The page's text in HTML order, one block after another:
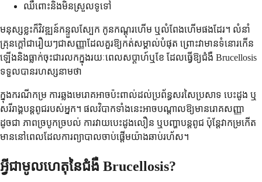
ឈឺពោះនិងមិនស្រួលទូទៅ
មនុស្សខ្លះក៏វិវឌ្ឍន៍កន្ទួលស្បែក កូនកណ្តុរហើម ឬលំពែងហើមផងដែរ។ លំនាំ
គ្រុនក្តៅជារឿយៗជាសញ្ញាដែលគួរឱ្យកត់សម្គាល់បំផុត ព្រោះវាមានទំនោរកើន
ឡើងនិងធ្លាក់ចុះជារលកក្នុងរយៈពេលសប្តាហ៍ឬខែ ដែលធ្វើឱ្យជំងឺ Brucellosis
ទទួលបានរហស្សនាមថា
ក្នុងករណីកម្រ ការឆ្លងមេរោគអាចប៉ះពាល់ដល់ប្រព័ន្ធសរសៃប្រសាទ បេះដូង ឬ
សរីរាង្គបន្តពូជរបស់អ្នក។ ផលវិបាកទាំងនេះអាចបណ្តាលឱ្យមានរោគសញ្ញា
ដូចជា ភាពច្របូកច្របល់ ការវាយបេះដូងលឿន ឬបញ្ហាបន្តពូជ ប៉ុន្តែវាកម្រកើត
មាននៅពេលដែលការព្យាបាលចាប់ផ្តើមយ៉ាងឆាប់រហ័ស។
អ្វីជាមូលហេតុនៃជំងឺ Brucellosis?